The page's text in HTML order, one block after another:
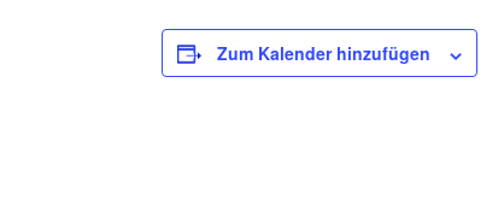
Zum Kalender hinzufügen